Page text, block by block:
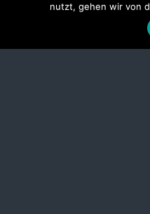
nutzt, gehen wir von